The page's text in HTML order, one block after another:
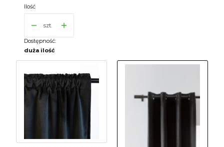
Ilość
szt.
Dostępność:
duża ilość